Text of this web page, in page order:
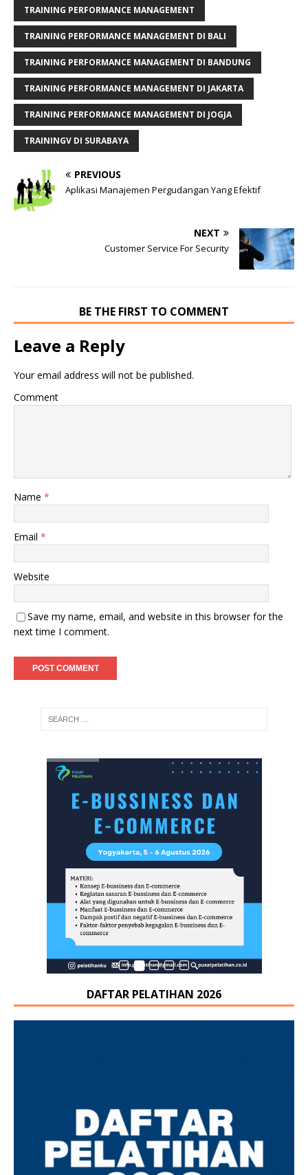
TRAINING PERFORMANCE MANAGEMENT
TRAINING PERFORMANCE MANAGEMENT DI BALI
TRAINING PERFORMANCE MANAGEMENT DI BANDUNG
TRAINING PERFORMANCE MANAGEMENT DI JAKARTA
TRAINING PERFORMANCE MANAGEMENT DI JOGJA
TRAININGV DI SURABAYA
PREVIOUS
Aplikasi Manajemen Pergudangan Yang Efektif
NEXT
Customer Service For Security
BE THE FIRST TO COMMENT
Leave a Reply
Your email address will not be published.
Comment
Name *
Email *
Website
Save my name, email, and website in this browser for the
next time I comment.
DAFTAR PELATIHAN 2026